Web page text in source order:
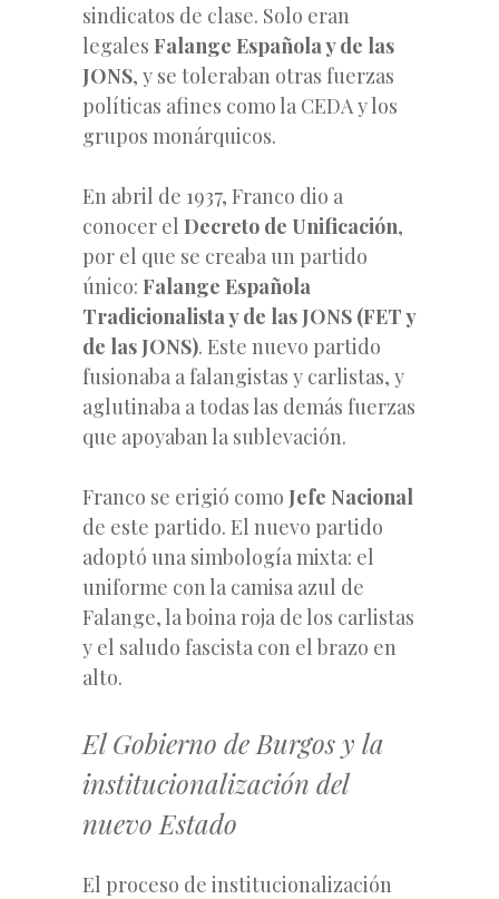
sindicatos de clase. Solo eran
legales Falange Española y de las
JONS, y se toleraban otras fuerzas
políticas afines como la CEDA y los
grupos monárquicos.
En abril de 1937, Franco dio a
conocer el Decreto de Unificación,
por el que se creaba un partido
único: Falange Española
Tradicionalista y de las JONS (FET y
de las JONS). Este nuevo partido
fusionaba a falangistas y carlistas, y
aglutinaba a todas las demás fuerzas
que apoyaban la sublevación.
Franco se erigió como Jefe Nacional
de este partido. El nuevo partido
adoptó una simbología mixta: el
uniforme con la camisa azul de
Falange, la boina roja de los carlistas
y el saludo fascista con el brazo en
alto.
El Gobierno de Burgos y la
institucionalización del
nuevo Estado
El proceso de institucionalización